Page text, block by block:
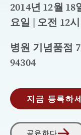
2014년 12월 18
요일 | 오전 12
병원 기념품점
94304
지금 등록하